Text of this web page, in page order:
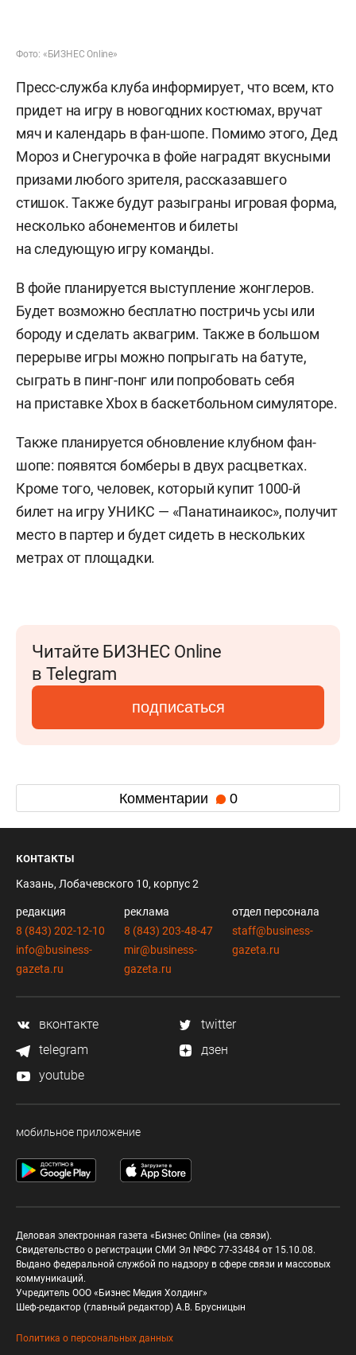
Фото: «БИЗНЕС Online»
Пресс-служба клуба информирует, что всем, кто
придет на игру в новогодних костюмах, вручат
мяч и календарь в фан-шопе. Помимо этого, Дед
Мороз и Снегурочка в фойе наградят вкусными
призами любого зрителя, рассказавшего
стишок. Также будут разыграны игровая форма,
несколько абонементов и билеты
на следующую игру команды.
В фойе планируется выступление жонглеров.
Будет возможно бесплатно постричь усы или
бороду и сделать аквагрим. Также в большом
перерыве игры можно попрыгать на батуте,
сыграть в пинг-понг или попробовать себя
на приставке Xbox в баскетбольном симуляторе.
Также планируется обновление клубном фан-
шопе: появятся бомберы в двух расцветках.
Кроме того, человек, который купит 1000-й
билет на игру УНИКС — «Панатинаикос», получит
место в партер и будет сидеть в нескольких
метрах от площадки.
Читайте БИЗНЕС Online
в Telegram
подписаться
Комментарии 0
контакты
Казань, Лобачевского 10, корпус 2
редакция
8 (843) 202-12-10
info@business-
gazeta.ru
реклама
8 (843) 203-48-47
mir@business-
gazeta.ru
отдел персонала
staff@business-
gazeta.ru
вконтакте
twitter
telegram
дзен
youtube
мобильное приложение
Деловая электронная газета «Бизнес Online» (на связи).
Свидетельство о регистрации СМИ Эл №ФС 77-33484 от 15.10.08.
Выдано федеральной службой по надзору в сфере связи и массовых
коммуникаций.
Учредитель ООО «Бизнес Медия Холдинг»
Шеф-редактор (главный редактор) А.В. Брусницын
Политика о персональных данных